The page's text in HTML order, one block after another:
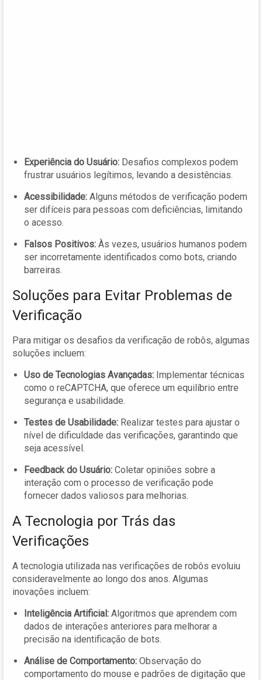
Experiência do Usuário: Desafios complexos podem
frustrar usuários legítimos, levando a desistências.
Acessibilidade: Alguns métodos de verificação podem
ser difíceis para pessoas com deficiências, limitando
o acesso.
Falsos Positivos: Às vezes, usuários humanos podem
ser incorretamente identificados como bots, criando
barreiras.
Soluções para Evitar Problemas de
Verificação
Para mitigar os desafios da verificação de robôs, algumas
soluções incluem:
Uso de Tecnologias Avançadas: Implementar técnicas
como o reCAPTCHA, que oferece um equilíbrio entre
segurança e usabilidade.
Testes de Usabilidade: Realizar testes para ajustar o
nível de dificuldade das verificações, garantindo que
seja acessível.
Feedback do Usuário: Coletar opiniões sobre a
interação com o processo de verificação pode
fornecer dados valiosos para melhorias.
A Tecnologia por Trás das
Verificações
A tecnologia utilizada nas verificações de robôs evoluiu
consideravelmente ao longo dos anos. Algumas
inovações incluem:
Inteligência Artificial: Algoritmos que aprendem com
dados de interações anteriores para melhorar a
precisão na identificação de bots.
Análise de Comportamento: Observação do
comportamento do mouse e padrões de digitação que